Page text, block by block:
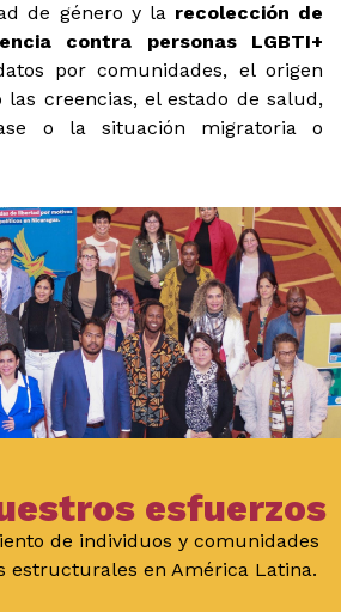
de género y la recolección de
contra personas LGBTI+
por comunidades, el origen
creencias, el estado de salud,
o la situación migratoria o
esfuerzos
de individuos y comunidades
estructurales en América Latina.